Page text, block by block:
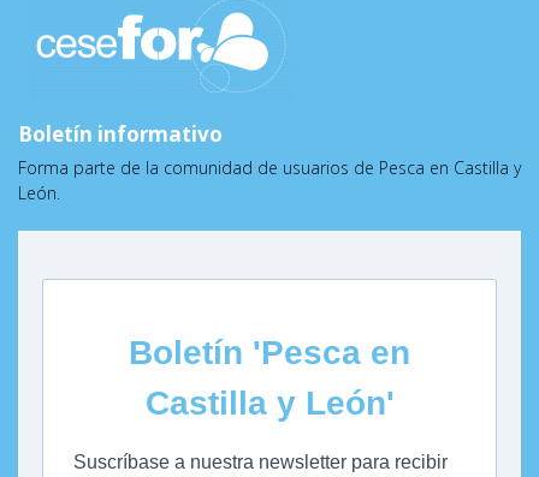
Boletín informativo
Forma parte de la comunidad de usuarios de Pesca en Castilla y
León.